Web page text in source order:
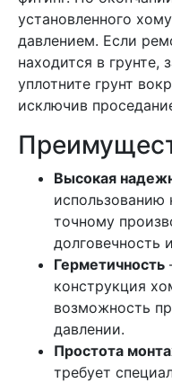
установленного
давлением. Если
находится в грунте,
уплотните грунт
исключив
Высокая
использованию
точному
долговечность
Герметичность
конструкция
возможность
давлении.
Простота
требует